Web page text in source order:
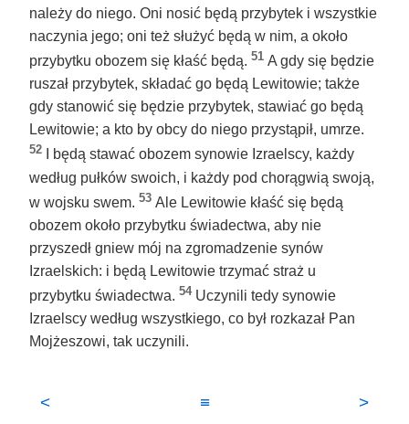
należy do niego. Oni nosić będą przybytek i wszystkie
naczynia jego; oni też służyć będą w nim, a około
przybytku obozem się kłaść będą. 51 A gdy się będzie
ruszał przybytek, składać go będą Lewitowie; także
gdy stanowić się będzie przybytek, stawiać go będą
Lewitowie; a kto by obcy do niego przystąpił, umrze.
52
I będą stawać obozem synowie Izraelscy, każdy
według pułków swoich, i każdy pod chorągwią swoją,
w wojsku swem. 53 Ale Lewitowie kłaść się będą
obozem około przybytku świadectwa, aby nie
przyszedł gniew mój na zgromadzenie synów
Izraelskich: i będą Lewitowie trzymać straż u
przybytku świadectwa. 54 Uczynili tedy synowie
Izraelscy według wszystkiego, co był rozkazał Pan
Mojżeszowi, tak uczynili.
< ≡ >